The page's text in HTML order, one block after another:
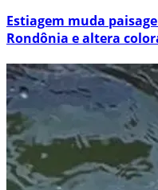
Estiagem muda
Rondônia e altera